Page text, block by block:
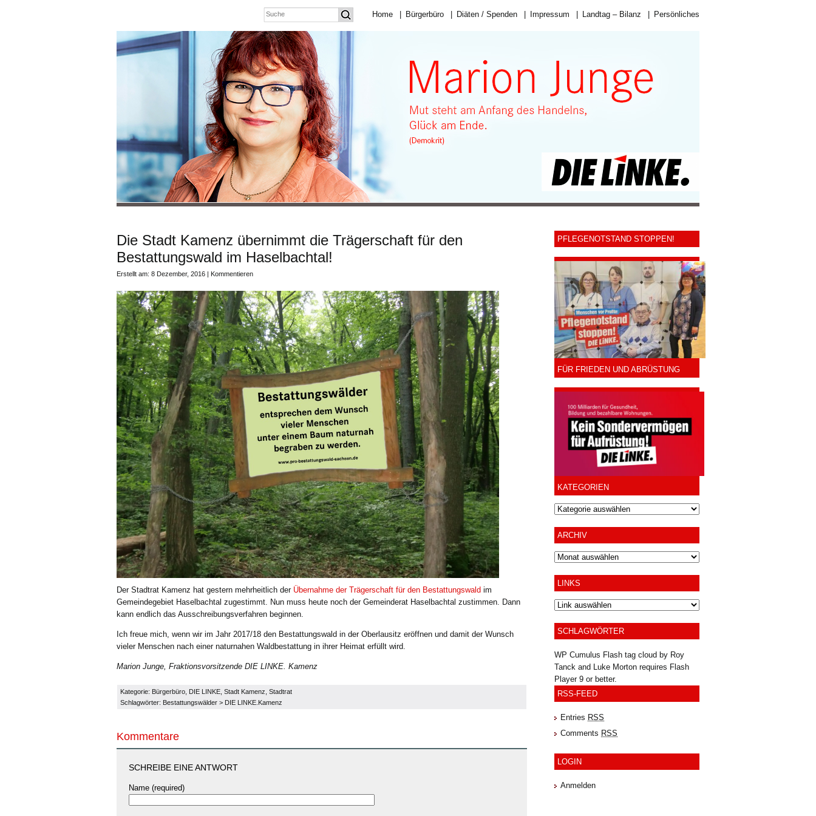
Home Bürgerbüro Diäten / Spenden Impressum Landtag – Bilanz Persönliches
Die Stadt Kamenz übernimmt die Trägerschaft für den
Bestattungswald im Haselbachtal!
Erstellt am: 8 Dezember, 2016 | Kommentieren
Der Stadtrat Kamenz hat gestern mehrheitlich der Übernahme der Trägerschaft für den Bestattungswald im
Gemeindegebiet Haselbachtal zugestimmt. Nun muss heute noch der Gemeinderat Haselbachtal zustimmen. Dann
kann endlich das Ausschreibungsverfahren beginnen.
Ich freue mich, wenn wir im Jahr 2017/18 den Bestattungswald in der Oberlausitz eröffnen und damit der Wunsch
vieler Menschen nach einer naturnahen Waldbestattung in ihrer Heimat erfüllt wird.
Marion Junge, Fraktionsvorsitzende DIE LINKE. Kamenz
Kategorie: Bürgerbüro DIE LINKE Stadt Kamenz Stadtrat
Schlagwörter: Bestattungswälder > DIE LINKE.Kamenz
Kommentare
SCHREIBE EINE ANTWORT
Name (required)
PFLEGENOTSTAND STOPPEN!
FÜR FRIEDEN UND ABRÜSTUNG
KATEGORIEN
ARCHIV
Archiv
LINKS
SCHLAGWÖRTER
WP Cumulus Flash tag cloud by Roy
Tanck and Luke Morton requires Flash
Player9 or better.
RSS-FEED
Entries RSS
Comments RSS
LOGIN
Anmelden